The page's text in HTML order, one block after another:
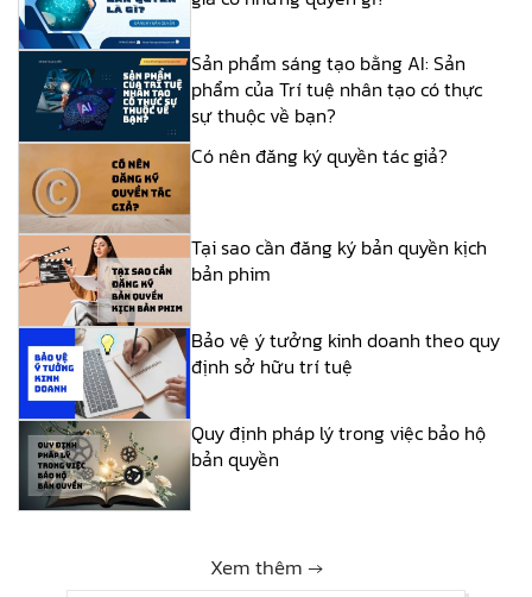
Sản phẩm sáng tạo bằng AI: Sản
phẩm của Trí tuệ nhân tạo có thực
sự thuộc về bạn?
Có nên đăng ký quyền tác giả?
Tại sao cần đăng ký bản quyền kịch
bản phim
Bảo vệ ý tưởng kinh doanh theo quy
định sở hữu trí tuệ
Quy định pháp lý trong việc bảo hộ
bản quyền
Xem thêm →